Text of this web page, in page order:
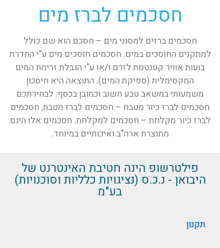
חסכמים לברז מים
חסכמים ברזים למסנני מים – חסכם הוא שם כולל
למתקנים החוסכים במים. חסכמים חוסכים מים ע"י החדרת
בועות אוויר קטנטנות לזרם ו/או ע"י הגבלת זרימת המים
המקסימלית (ספיקת המים). התוצאה היא חיסכון
משמעותי במשאב טבע חשוב וכמובן בכסף. לבחירתכם
חסכמים לברז כיור מטבח – חסכמים לברז מטבח, חסכמים
לברז כיור מקלחת – חסכמים למקלחת. חסכמים אלו הינם
מתוצרת ארה"ב ואיכותיים במיוחד.
פילטרשופ הינה חטיבת האינטרנט של
היבואן - נ.כ.ס (נציגויות כלליות וסוכנויות)
בע"מ
תקנון